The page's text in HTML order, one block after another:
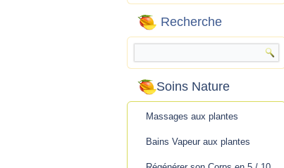
Recherche
Soins Nature
Massages aux plantes
Bains Vapeur aux plantes